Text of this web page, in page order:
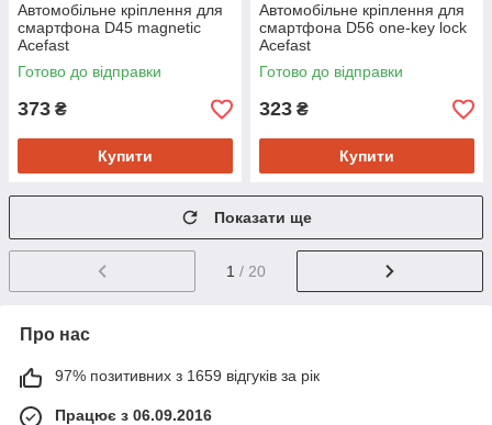
Автомобільне кріплення для
смартфона D45 magnetic
Acefast
Готово до відправки
373 ₴
Купити
Автомобільне кріплення для
смартфона D56 one-key lock
Acefast
Готово до відправки
323 ₴
Купити
Показати ще
1 / 20
Про нас
97% позитивних з 1659 відгуків за рік
Працює з 06.09.2016